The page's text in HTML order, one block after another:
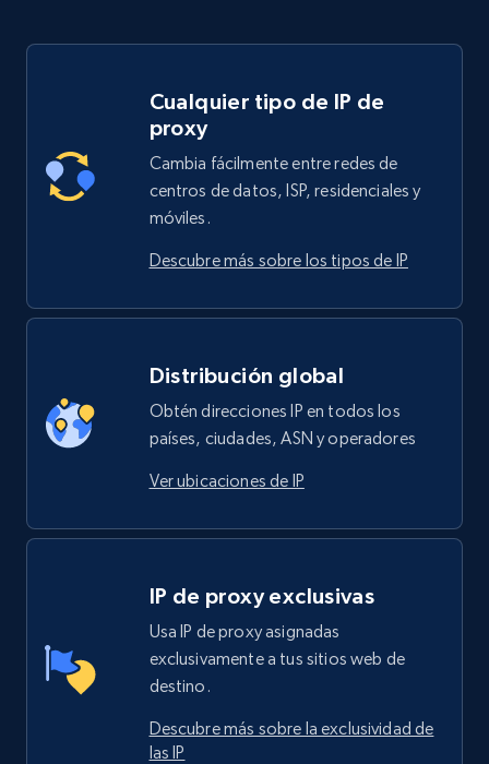
Cualquier tipo de IP de
proxy
Cambia fácilmente entre redes de
centros de datos, ISP, residenciales y
móviles.
Descubre más sobre los tipos de IP
Distribución global
Obtén direcciones IP en todos los
países, ciudades, ASN y operadores
Ver ubicaciones de IP
IP de proxy exclusivas
Usa IP de proxy asignadas
exclusivamente a tus sitios web de
destino.
Descubre más sobre la exclusividad de
las IP